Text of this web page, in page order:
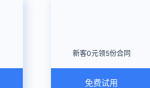
新客0元领5份合同
免费试用